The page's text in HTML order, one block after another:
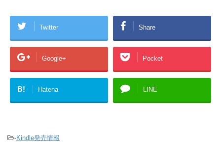
Twitter Share
Google+ Pocket
B! Hatena LINE
-Kindle発売情報